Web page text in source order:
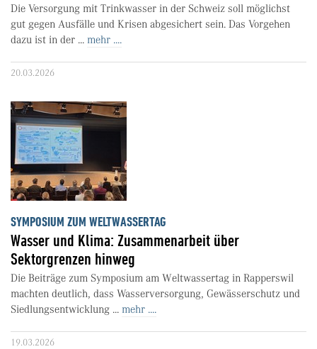
Die Versorgung mit Trinkwasser in der Schweiz soll möglichst
gut gegen Ausfälle und Krisen abgesichert sein. Das Vorgehen
dazu ist in der ... mehr ....
20.03.2026
SYMPOSIUM ZUM WELTWASSERTAG
Wasser und Klima: Zusammenarbeit über
Sektorgrenzen hinweg
Die Beiträge zum Symposium am Weltwassertag in Rapperswil
machten deutlich, dass Wasserversorgung, Gewässerschutz und
Siedlungsentwicklung ... mehr ....
19.03.2026